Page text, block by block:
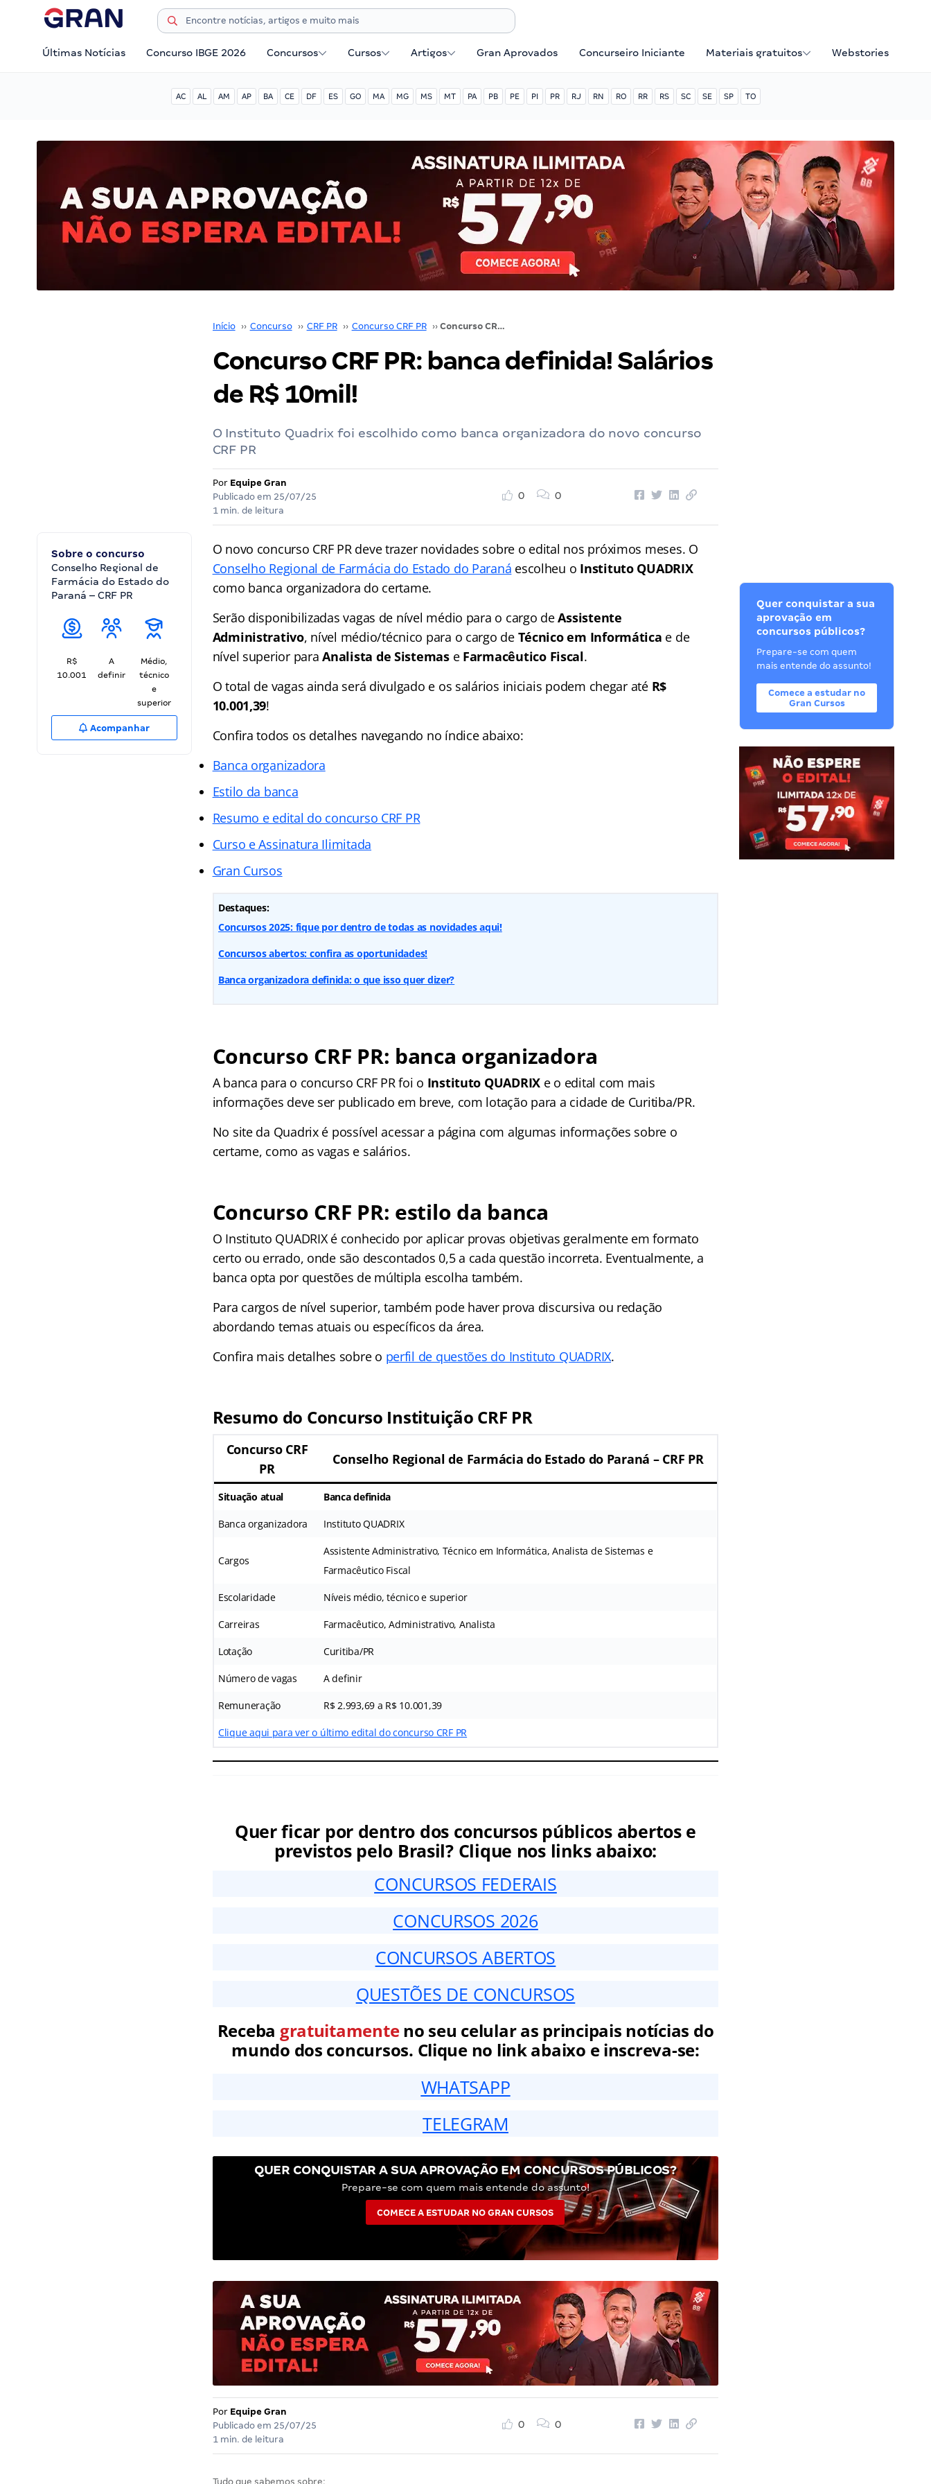
Últimas Notícias Concurso IBGE 2026 Concursos Cursos Artigos Gran Aprovados Concurseiro Iniciante Materiais gratuitos Webstories
AC AL AM AP BA CE DF ES GO MA MG MS MT PA PB PE PI PR RJ RN RO RR RS SC SE SP TO
Início ›› Concurso ›› CRF PR ›› Concurso CRF PR ›› Concurso CRF PR: banca definida! Salários de R$ 10mil!
Concurso CRF PR: banca definida! Salários
de R$ 10mil!
O Instituto Quadrix foi escolhido como banca organizadora do novo concurso
CRF PR
Por Equipe Gran
Publicado em 25/07/25
1 min. de leitura
0 0
Sobre o concurso
Conselho Regional de
Farmácia do Estado do
Paraná – CRF PR
R$
10.001
A
definir
Médio,
técnico
e
superior
Acompanhar
O novo concurso CRF PR deve trazer novidades sobre o edital nos próximos meses. O
Conselho Regional de Farmácia do Estado do Paraná escolheu o Instituto QUADRIX
como banca organizadora do certame.
Serão disponibilizadas vagas de nível médio para o cargo deAssistente
Administrativo, nível médio/técnico para o cargo de Técnico em Informática e de
nível superior paraAnalista de Sistemase Farmacêutico Fiscal.
O total de vagas ainda será divulgado e os salários iniciais podem chegar até R$
10.001,39!
Confira todos os detalhes navegando no índice abaixo:
Banca organizadora
Estilo da banca
Resumo e edital do concurso CRF PR
Curso e Assinatura Ilimitada
Gran Cursos
Destaques:
Concursos 2025: fique por dentro de todas as novidades aqui!
Concursos abertos: confira as oportunidades!
Banca organizadora definida: o que isso quer dizer?
Concurso CRF PR: banca organizadora
A banca para o concurso CRF PR foi o Instituto QUADRIX e o edital com mais
informações deve ser publicado em breve, com lotação para a cidade de Curitiba/PR.
No site da Quadrix é possível acessar a página com algumas informações sobre o
certame, como as vagas e salários.
Concurso CRF PR: estilo da banca
O Instituto QUADRIX é conhecido por aplicar provas objetivas geralmente em formato
certo ou errado, onde são descontados 0,5 a cada questão incorreta. Eventualmente, a
banca opta por questões de múltipla escolha também.
Para cargos de nível superior, também pode haver prova discursiva ou redação
abordando temas atuais ou específicos da área.
Confira mais detalhes sobre o perfil de questões do Instituto QUADRIX.
Resumo do Concurso Instituição CRF PR
Concurso CRF
PR
Conselho Regional de Farmácia do Estado do Paraná – CRF PR
Situação atual Banca definida
Banca organizadora Instituto QUADRIX
Cargos
Assistente Administrativo, Técnico em Informática, Analista de Sistemas e
Farmacêutico Fiscal
Escolaridade Níveis médio, técnico e superior
Carreiras Farmacêutico, Administrativo, Analista
Lotação Curitiba/PR
Número de vagas A definir
Remuneração R$ 2.993,69 a R$ 10.001,39
Clique aqui para ver o último edital do concurso CRF PR
Quer ficar por dentro dos concursos públicos abertos e
previstos pelo Brasil? Clique nos links abaixo:
CONCURSOS FEDERAIS
CONCURSOS 2026
CONCURSOS ABERTOS
QUESTÕES DE CONCURSOS
Receba gratuitamenteno seu celular as principais notícias do
mundo dos concursos. Clique no link abaixo e inscreva-se:
WHATSAPP
TELEGRAM
QUER CONQUISTAR A SUA APROVAÇÃO EM CONCURSOS PÚBLICOS?
Prepare-se com quem mais entende do assunto!
COMECE A ESTUDAR NO GRAN CURSOS
Por Equipe Gran
Publicado em 25/07/25
1 min. de leitura
0 0
Tudo que sabemos sobre:
Quer conquistar a sua
aprovação em
concursos públicos?
Prepare-se com quem
mais entende do assunto!
Comece a estudar no
Gran Cursos